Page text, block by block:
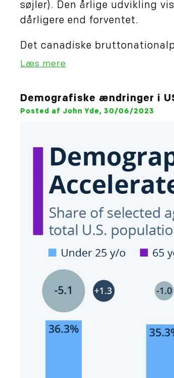
søjler). Den årlige udvikling
dårligere end forventet.
Det canadiske
Læs mere
Demografiske ændringer i
Posted af John Yde, 30/06/2023